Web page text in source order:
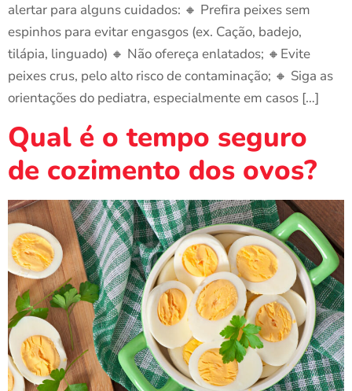
alertar para alguns cuidados: 🔸 Prefira peixes sem
espinhos para evitar engasgos (ex. Cação, badejo,
tilápia, linguado) 🔸 Não ofereça enlatados; 🔸Evite
peixes crus, pelo alto risco de contaminação; 🔸 Siga as
orientações do pediatra, especialmente em casos […]
Qual é o tempo seguro
de cozimento dos ovos?